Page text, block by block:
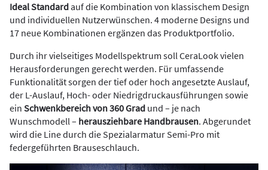
Ideal Standardauf die Kombination von klassischem Design
und individuellen Nutzerwünschen. 4 moderne Designs und
17 neue Kombinationen ergänzen das Produktportfolio.
Durch ihr vielseitiges Modellspektrum soll CeraLook vielen
Herausforderungen gerecht werden. Für umfassende
Funktionalität sorgen der tief oder hoch angesetzte Auslauf,
der L-Auslauf, Hoch- oder Niedrigdruckausführungen sowie
ein Schwenkbereich von 360 Grad und – je nach
Wunschmodell – herausziehbare Handbrausen. Abgerundet
wird die Line durch die Spezialarmatur Semi-Pro mit
federgeführten Brauseschlauch.